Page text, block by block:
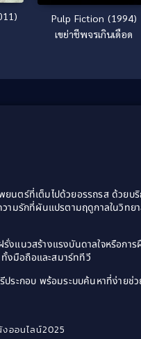
Pulp Fiction (1994)
เขย่าชีพจรเกินเดือด
นตร์ที่เต็มไปด้วยอรรถรส ด้วยบริ
ามรักที่ผันแปรตามฤดูกาลในวิท
งแนวสร้างแรงบันดาลใจหรือก
งมือถือและสมาร์ททีวี
ประกอบ พร้อมระบบค้นหาที่ง่ายช่
ออนไลน์2025